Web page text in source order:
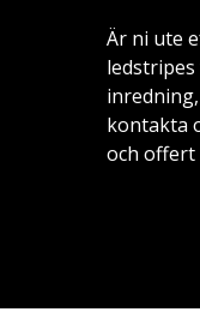
Är ni ute
kontakta
och offert